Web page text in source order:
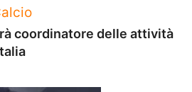
coordinatore delle attività